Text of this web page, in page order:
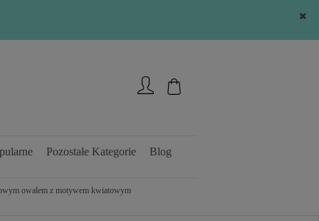
Pozostałe Kategorie Blog
owalem z motywem kwiatowym